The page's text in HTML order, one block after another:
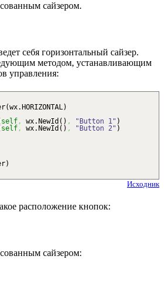
сайзером.
себя горизонтальный сайзер.
методом, устанавливающим
управления:
(wx. HORIZONTAL)
self, wx. NewId ( ) , "Button 1" )
self, wx. NewId ( ) , "Button 2" )
)
Исходник
расположение кнопок:
сайзером: